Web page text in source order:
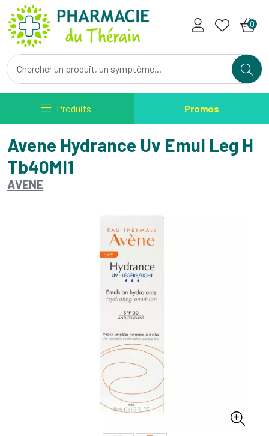
Pharmacie du Therain Votre
0
Produits Promos
Avene Hydrance Uv Emul Leg H
Tb40Ml1
AVENE